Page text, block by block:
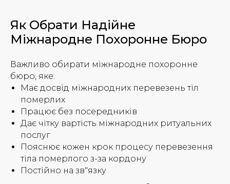
Як Обрати Надійне
Міжнародне Похоронне Бюро
Важливо обирати міжнародне похоронне
бюро, яке:
Має досвід міжнародних перевезень тіл
померлих
Працює без посередників
Дає чітку вартість міжнародних ритуальних
послуг
Пояснює кожен крок процесу перевезення
тіла померлого з-за кордону
Постійно на зв"язку